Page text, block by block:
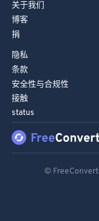
关于我们
博客
捐
隐私
条款
安全性与合规性
接触
status
©